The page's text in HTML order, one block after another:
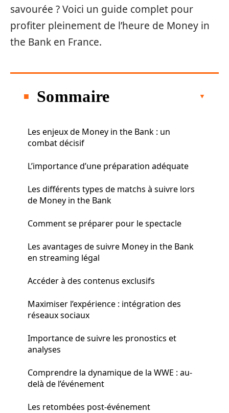
savourée ? Voici un guide complet pour
profiter pleinement de l’heure de Money in
the Bank en France.
Sommaire
Les enjeux de Money in the Bank : un
combat décisif
L’importance d’une préparation adéquate
Les différents types de matchs à suivre lors
de Money in the Bank
Comment se préparer pour le spectacle
Les avantages de suivre Money in the Bank
en streaming légal
Accéder à des contenus exclusifs
Maximiser l’expérience : intégration des
réseaux sociaux
Importance de suivre les pronostics et
analyses
Comprendre la dynamique de la WWE : au-
delà de l’événement
Les retombées post-événement